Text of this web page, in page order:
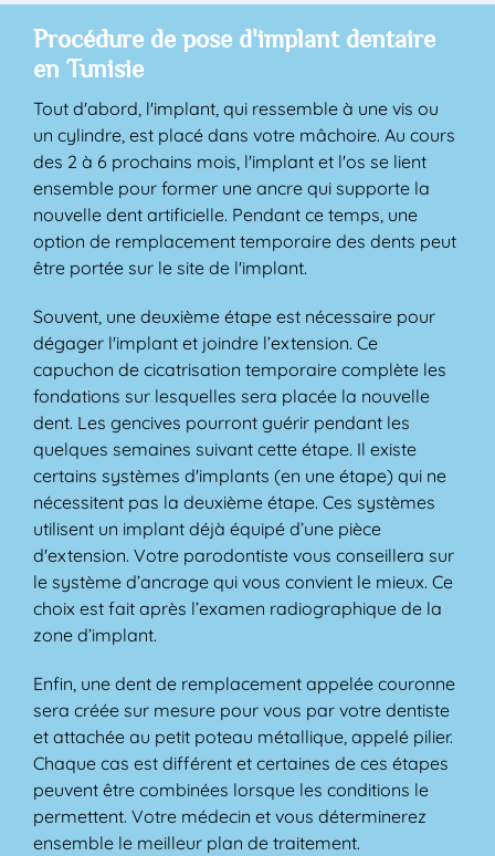
Procédure de pose d'implant dentaire
en Tunisie
Tout d'abord, l'implant, qui ressemble à une vis ou
un cylindre, est placé dans votre mâchoire. Au cours
des 2 à 6 prochains mois, l'implant et l'os se lient
ensemble pour former une ancre qui supporte la
nouvelle dent artificielle. Pendant ce temps, une
option de remplacement temporaire des dents peut
être portée sur le site de l'implant.
Souvent, une deuxième étape est nécessaire pour
dégager l'implant et joindre l’extension. Ce
capuchon de cicatrisation temporaire complète les
fondations sur lesquelles sera placée la nouvelle
dent. Les gencives pourront guérir pendant les
quelques semaines suivant cette étape. Il existe
certains systèmes d'implants (en une étape) qui ne
nécessitent pas la deuxième étape. Ces systèmes
utilisent un implant déjà équipé d’une pièce
d'extension. Votre parodontiste vous conseillera sur
le système d’ancrage qui vous convient le mieux. Ce
choix est fait après l’examen radiographique de la
zone d’implant.
Enfin, une dent de remplacement appelée couronne
sera créée sur mesure pour vous par votre dentiste
et attachée au petit poteau métallique, appelé pilier.
Chaque cas est différent et certaines de ces étapes
peuvent être combinées lorsque les conditions le
permettent. Votre médecin et vous déterminerez
ensemble le meilleur plan de traitement.